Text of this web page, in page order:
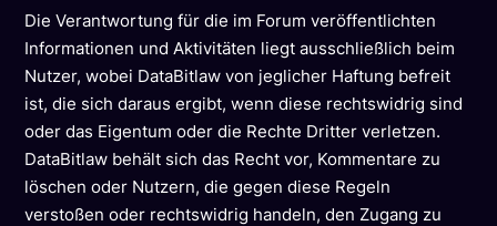
Die Verantwortung für die im Forum veröffentlichten
Informationen und Aktivitäten liegt ausschließlich beim
Nutzer, wobei DataBitlaw von jeglicher Haftung befreit
ist, die sich daraus ergibt, wenn diese rechtswidrig sind
oder das Eigentum oder die Rechte Dritter verletzen.
DataBitlaw behält sich das Recht vor, Kommentare zu
löschen oder Nutzern, die gegen diese Regeln
verstoßen oder rechtswidrig handeln, den Zugang zu